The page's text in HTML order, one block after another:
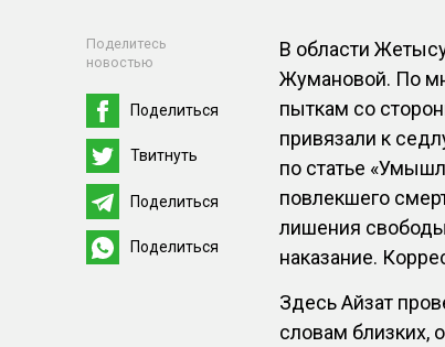
Поделитесь
новостью
Поделиться
Твитнуть
Поделиться
Поделиться
В области
Жумановой. По
пыткам со
привязали к
по статье
повлекшего
лишения
наказание.
Здесь Айзат
словам близких,